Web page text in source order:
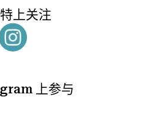
上关注
上参与